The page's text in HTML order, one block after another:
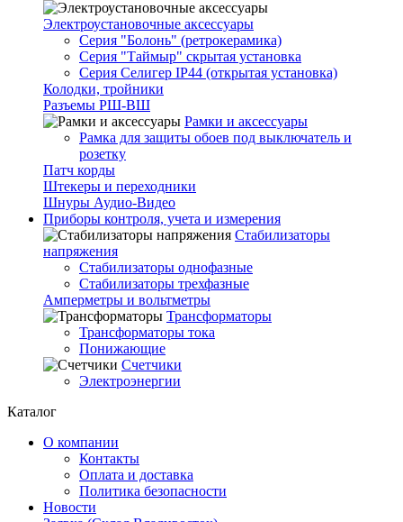
Электроустановочные аксессуары
Серия "Болонь" (ретрокерамика)
Серия "Таймыр" скрытая установка
Серия Селигер IP44 (открытая установка)
Колодки, тройники
Разъемы РШ-ВШ
Рамки и аксессуары
Рамка для защиты обоев под выключатель и
розетку
Патч корды
Штекеры и переходники
Шнуры Аудио-Видео
Приборы контроля, учета и измерения
Стабилизаторы
напряжения
Стабилизаторы однофазные
Стабилизаторы трехфазные
Амперметры и вольтметры
Трансформаторы
Трансформаторы тока
Понижающие
Счетчики
Электроэнергии
Каталог
О компании
Контакты
Оплата и доставка
Политика безопасности
Новости